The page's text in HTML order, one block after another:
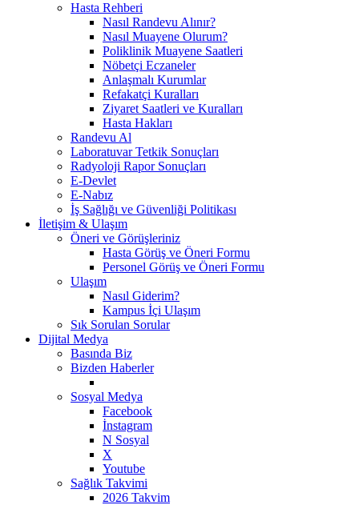
Hasta Rehberi
Nasıl Randevu Alınır?
Nasıl Muayene Olurum?
Poliklinik Muayene Saatleri
Nöbetçi Eczaneler
Anlaşmalı Kurumlar
Refakatçi Kuralları
Ziyaret Saatleri ve Kuralları
Hasta Hakları
Randevu Al
Laboratuvar Tetkik Sonuçları
Radyoloji Rapor Sonuçları
E-Devlet
E-Nabız
İş Sağlığı ve Güvenliği Politikası
İletişim & Ulaşım
Öneri ve Görüşleriniz
Hasta Görüş ve Öneri Formu
Personel Görüş ve Öneri Formu
Ulaşım
Nasıl Giderim?
Kampus İçi Ulaşım
Sık Sorulan Sorular
Dijital Medya
Basında Biz
Bizden Haberler
Sosyal Medya
Facebook
İnstagram
N Sosyal
X
Youtube
Sağlık Takvimi
2026 Takvim